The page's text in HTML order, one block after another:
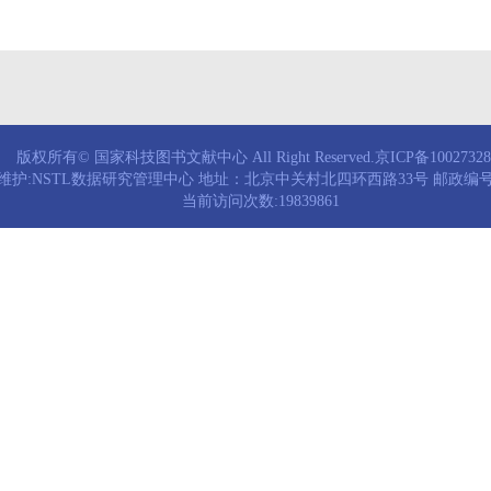
版权所有© 国家科技图书文献中心 All Right Reserved.京ICP备
护:NSTL数据研究管理中心 地址：北京中关村北四环西路33号 邮政编
当前访问次数:19839861